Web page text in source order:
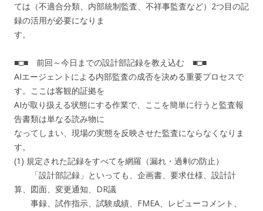
ては（不適合分類、内部統制監査、不祥事監査など）2つ目の記
録の活用が必要になりま
す。
■□■ 前回～今日までの設計部記録を教え込む ■□■
AIエージェントによる内部監査の成否を決める重要プロセスで
す。ここは客観的証拠を
AIが取り扱える状態にする作業で、ここを簡単に行うと監査報
告書類は単なる読み物に
なってしまい、現場の実態を反映させた監査にならなくなりま
す。
(1) 規定された記録をすべてを網羅（漏れ・過剰の防止）
「設計部記録」といっても、企画書、要求仕様、設計計
算、図面、変更通知、DR議
事録、試作指示、試験成績、FMEA、レビューコメント、